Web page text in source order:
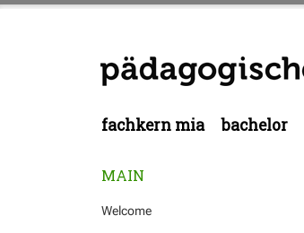
fachkern mia bachelor
MAIN
Welcome